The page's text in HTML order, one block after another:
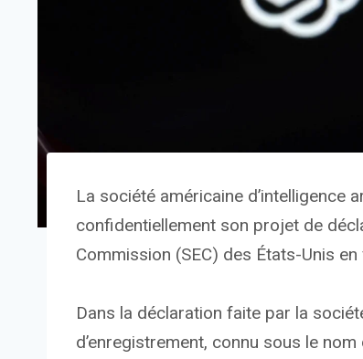
La société américaine d’intelligence
confidentiellement son projet de
Commission (SEC) des États-Unis
Dans la déclaration faite par la
d’enregistrement, connu sous le